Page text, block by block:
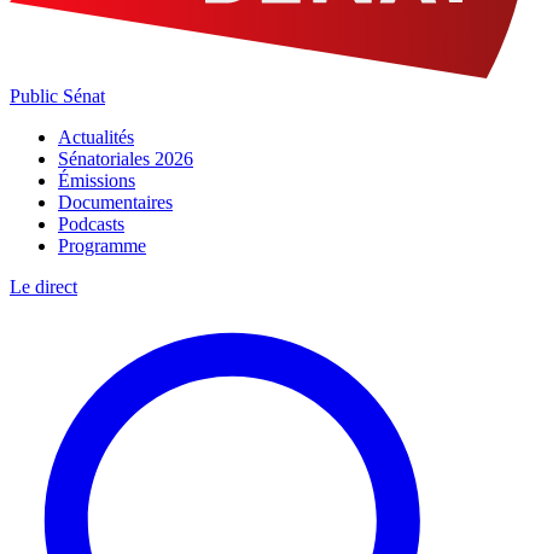
Public Sénat
Actualités
Sénatoriales 2026
Émissions
Documentaires
Podcasts
Programme
Le direct